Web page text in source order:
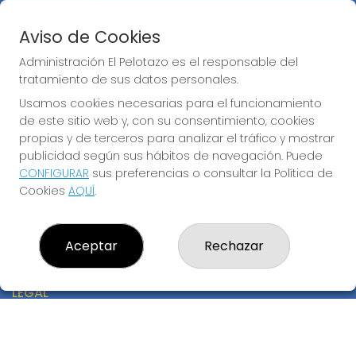
Boletos digitales
Acceso
Registro
CONTACTO
ADMINISTRACION DE LOTERIAS: 17-CADIZ - RECEPTOR
OFICIAL: 21300
956073495
Clica aquí para contactar por WhatsApp
640517524
info@administracionelpelotazo.es
Callejones Cardoso nº12
Cádiz, 11002
(Cádiz) España
LEGAL
Aviso de Cookies
Administración El Pelotazo es el responsable del
tratamiento de sus datos personales.
Usamos cookies necesarias para el funcionamiento
de este sitio web y, con su consentimiento, cookies
propias y de terceros para analizar el tráfico y mostrar
publicidad según sus hábitos de navegación. Puede
CONFIGURAR sus preferencias o consultar la Política de
Cookies AQUÍ.
Aceptar Rechazar